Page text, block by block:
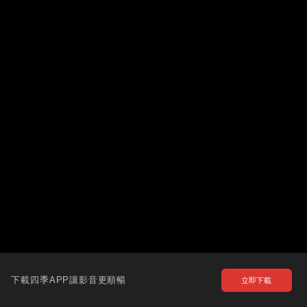
下載四季APP讓影音更順暢 立即下載